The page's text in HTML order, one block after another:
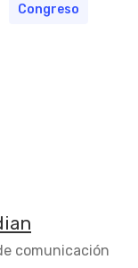
Congreso
comunicación